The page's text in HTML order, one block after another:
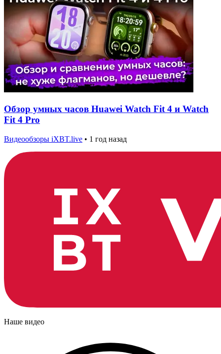
Обзор умных часов Huawei Watch Fit 4 и Watch
Fit 4 Pro
Видеообзоры iXBT.live • 1 год назад
Наше видео